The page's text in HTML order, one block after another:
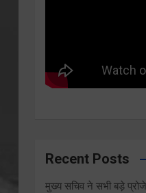
Recent Posts
मुख्य सचिव ने सभी बड़े